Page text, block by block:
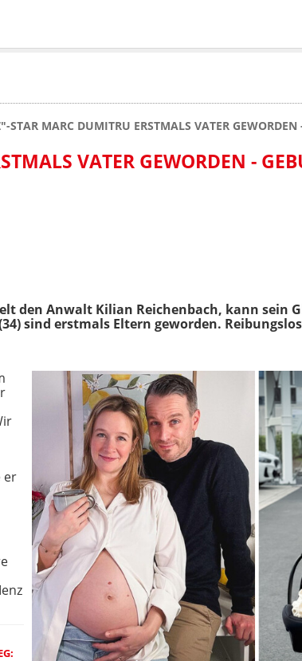
STAR MARC DUMITRU ERSTMALS VATER GEWORDEN
VATER GEWORDEN -
den Anwalt Kilian Reichenbach, kann sein
sind erstmals Eltern geworden.
er